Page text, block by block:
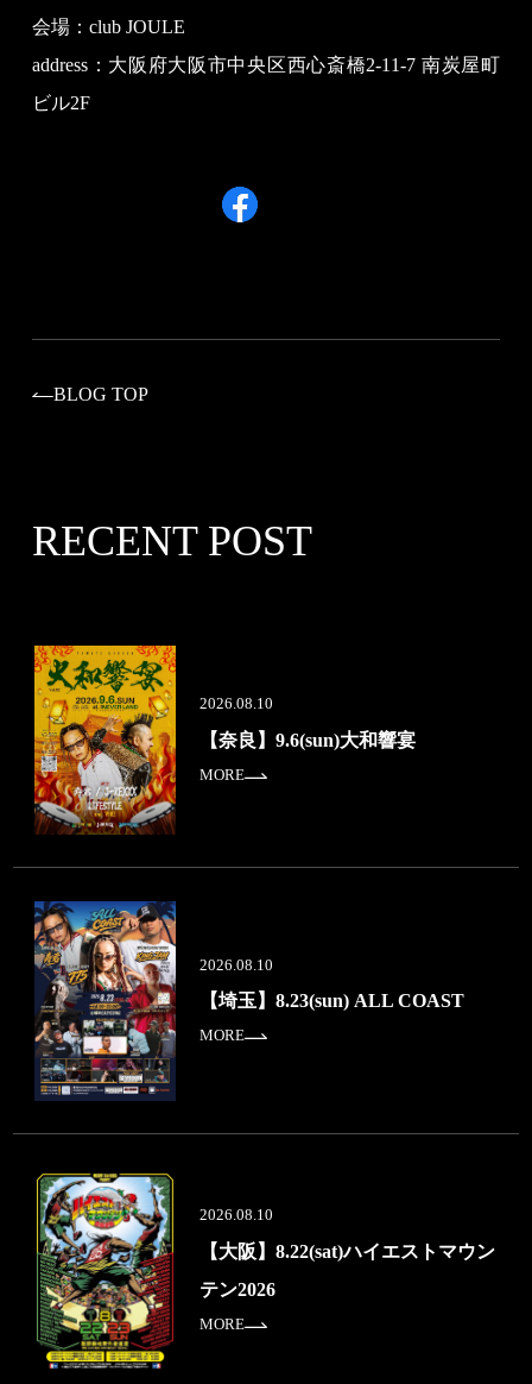
会場：club JOULE
address：大阪府大阪市中央区西心斎橋2-11-7 南炭屋町
ビル2F
BLOG TOP
RECENT POST
2026.08.10
【奈良】9.6(sun)大和響宴
MORE
2026.08.10
【埼玉】8.23(sun) ALL COAST
MORE
2026.08.10
【大阪】8.22(sat)ハイエストマウン
テン2026
MORE